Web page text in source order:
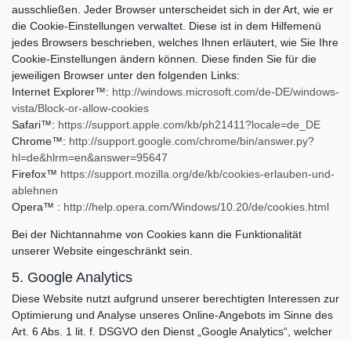
ausschließen. Jeder Browser unterscheidet sich in der Art, wie er
die Cookie-Einstellungen verwaltet. Diese ist in dem Hilfemenü
jedes Browsers beschrieben, welches Ihnen erläutert, wie Sie Ihre
Cookie-Einstellungen ändern können. Diese finden Sie für die
jeweiligen Browser unter den folgenden Links:
Internet Explorer™: http://windows.microsoft.com/de-DE/windows-
vista/Block-or-allow-cookies
Safari™: https://support.apple.com/kb/ph21411?locale=de_DE
Chrome™: http://support.google.com/chrome/bin/answer.py?
hl=de&hlrm=en&answer=95647
Firefox™ https://support.mozilla.org/de/kb/cookies-erlauben-und-
ablehnen
Opera™ : http://help.opera.com/Windows/10.20/de/cookies.html
Bei der Nichtannahme von Cookies kann die Funktionalität
unserer Website eingeschränkt sein.
5. Google Analytics
Diese Website nutzt aufgrund unserer berechtigten Interessen zur
Optimierung und Analyse unseres Online-Angebots im Sinne des
Art. 6 Abs. 1 lit. f. DSGVO den Dienst „Google Analytics“, welcher